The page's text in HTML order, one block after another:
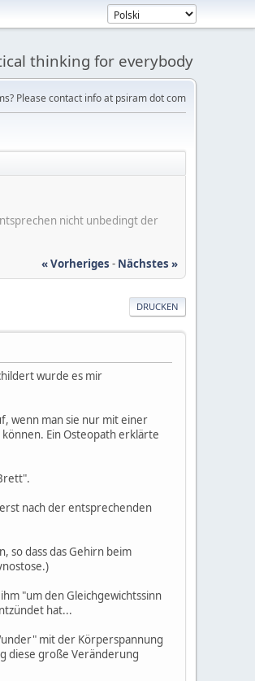
thinking for everybody
Please contact info at psiram dot com
nicht unbedingt der
« Vorheriges - Nächstes »
DRUCKEN
wurde es mir
wenn man sie nur mit einer
Ein Osteopath erklärte
nach der entsprechenden
so dass das Gehirn beim
"um den Gleichgewichtssinn
hat...
mit der Körperspannung
diese große Veränderung